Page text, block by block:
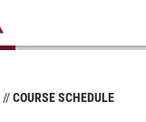
COURSE SCHEDULE